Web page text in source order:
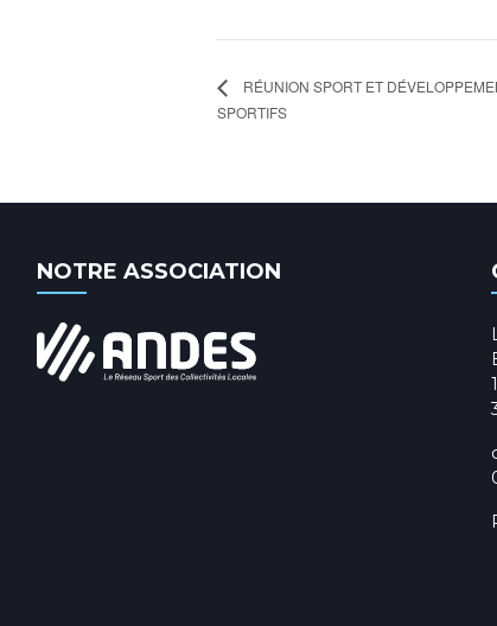
RÉUNION SPORT ET
SPORTIFS
NOTRE ASSOCIATION